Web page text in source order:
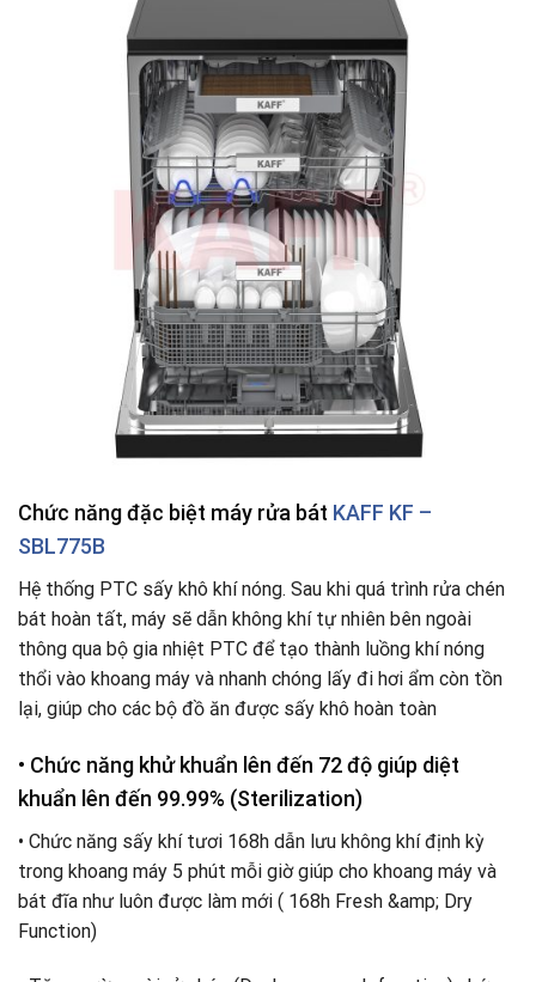
Chức năng đặc biệt máy rửa bát KAFF KF –
SBL775B
Hệ thống PTC sấy khô khí nóng. Sau khi quá trình rửa chén
bát hoàn tất, máy sẽ dẫn không khí tự nhiên bên ngoài
thông qua bộ gia nhiệt PTC để tạo thành luồng khí nóng
thổi vào khoang máy và nhanh chóng lấy đi hơi ẩm còn tồn
lại, giúp cho các bộ đồ ăn được sấy khô hoàn toàn
• Chức năng khử khuẩn lên đến 72 độ giúp diệt
khuẩn lên đến 99.99% (Sterilization)
• Chức năng sấy khí tươi 168h dẫn lưu không khí định kỳ
trong khoang máy 5 phút mỗi giờ giúp cho khoang máy và
bát đĩa như luôn được làm mới ( 168h Fresh &amp; Dry
Function)